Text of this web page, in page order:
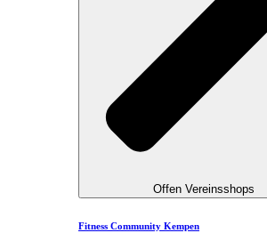
Offen Vereinsshops
Fitness Community Kempen